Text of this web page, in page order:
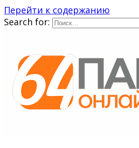
Перейти к содержанию
Search for: